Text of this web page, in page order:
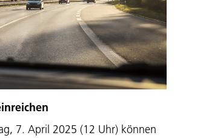
7. April 2025 (12 Uhr) können